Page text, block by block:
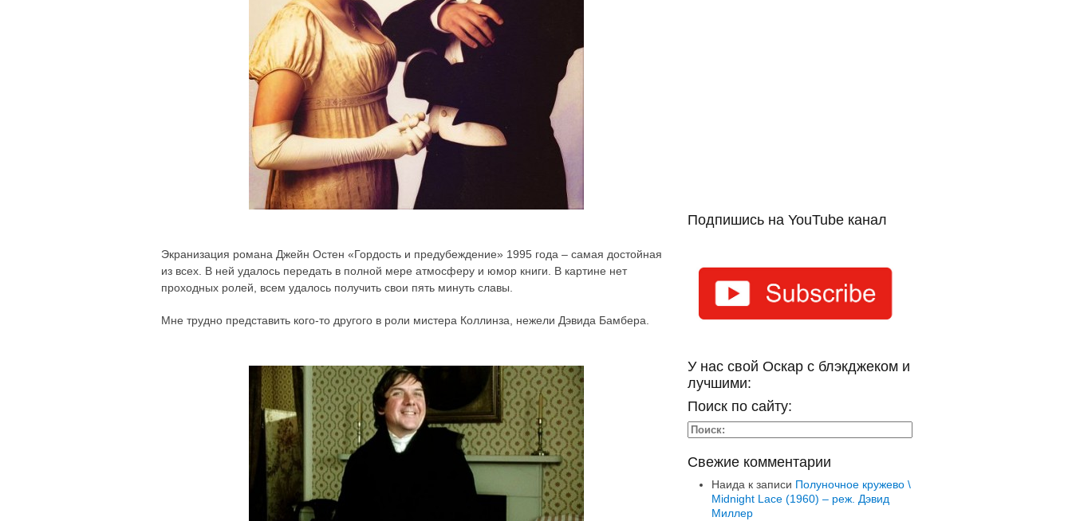
Экранизация романа Джейн Остен «Гордость и предубеждение» 1995 года – самая достойная
из всех. В ней удалось передать в полной мере атмосферу и юмор книги. В картине нет
проходных ролей, всем удалось получить свои пять минуть славы.
Мне трудно представить кого-то другого в роли мистера Коллинза, нежели Дэвида Бамбера.
Подпишись на YouTube канал
У нас свой Оскар с блэкджеком и
лучшими:
Поиск по сайту:
Свежие комментарии
Наида к записи Полуночное кружево \
Midnight Lace (1960) – реж. Дэвид
Миллер